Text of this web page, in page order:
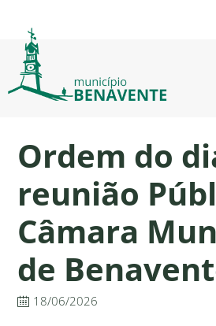
Ordem do
reunião
Câmara
de
18/06/2026